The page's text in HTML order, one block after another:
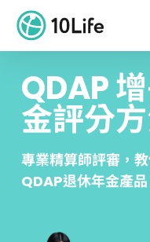
QDAP
金評分
專業精算師評審，
QDAP退休年金產品